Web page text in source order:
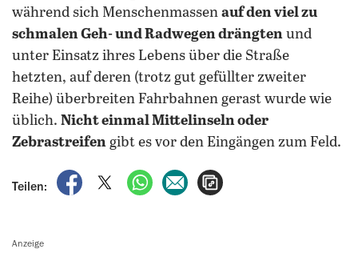
während sich Menschenmassen auf den viel zu
schmalen Geh- und Radwegen drängten und
unter Einsatz ihres Lebens über die Straße
hetzten, auf deren (trotz gut gefüllter zweiter
Reihe) überbreiten Fahrbahnen gerast wurde wie
üblich. Nicht einmal Mittelinseln oder
Zebrastreifen gibt es vor den Eingängen zum Feld.
Teilen:
auf Facebook teilen
auf X teilenper WhatsApp teilen
per E-Mail teilen
Anzeige